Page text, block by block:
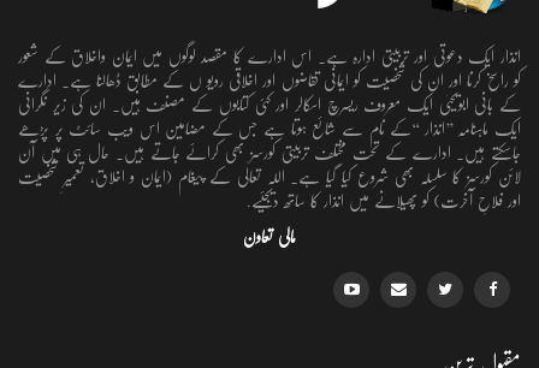
انذار ایک دعوتی اور تربیتی ادارہ ہے۔ اس ادارے کا مقصد لوگوں میں ایمان واخلاق کے شعور
کو راسخ کرنا اور ان کی شخصیت کو ایمانی تقاضوں اور اخلاقی رویو ں کے مطابق ڈھالنا ہے۔ ادارے
کے بانی ابویحییٰ ایک معروف ریسرچ اسکالر اور کئی کتابوں کے مصنف ہیں۔ ان کی زیر نگرانی
ایک ماہنامہ ’’انذار ‘‘کے نام سے شائع ہوتا ہے جس کے مضامین اس ویب سائٹ پر پڑھے
جاسکتے ہیں۔ ادارے کے تحت مختلف تربیتی کورسز بھی کرائے جاتے ہیں۔ حال ہی میں آن
لائن کورسز کا سلسلہ بھی شروع کیا گیا ہے۔ اللہ تعالٰی کے پیغام (ایمان و اخلاق، تعمیرِ شخصیت
اور فلاحِ آخرت) کو پھیلانے میں انذار کا ساتھ دیجئیے.
مالی تعاون
مقبول ترین